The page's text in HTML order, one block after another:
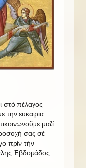
στό πέλαγος
τήν εὐκαιρία
μαζί
σας σέ
πρίν τήν
Ἑβδομάδος.